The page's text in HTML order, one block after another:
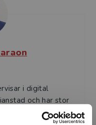
i digital
och har stor